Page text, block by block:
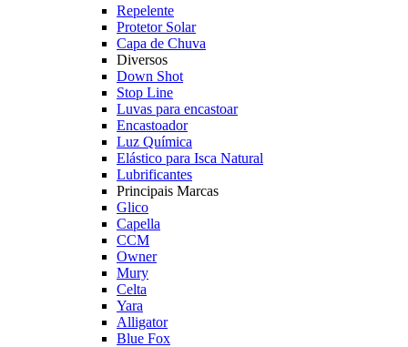
Repelente
Protetor Solar
Capa de Chuva
Diversos
Down Shot
Stop Line
Luvas para encastoar
Encastoador
Luz Química
Elástico para Isca Natural
Lubrificantes
Principais Marcas
Glico
Capella
CCM
Owner
Mury
Celta
Yara
Alligator
Blue Fox